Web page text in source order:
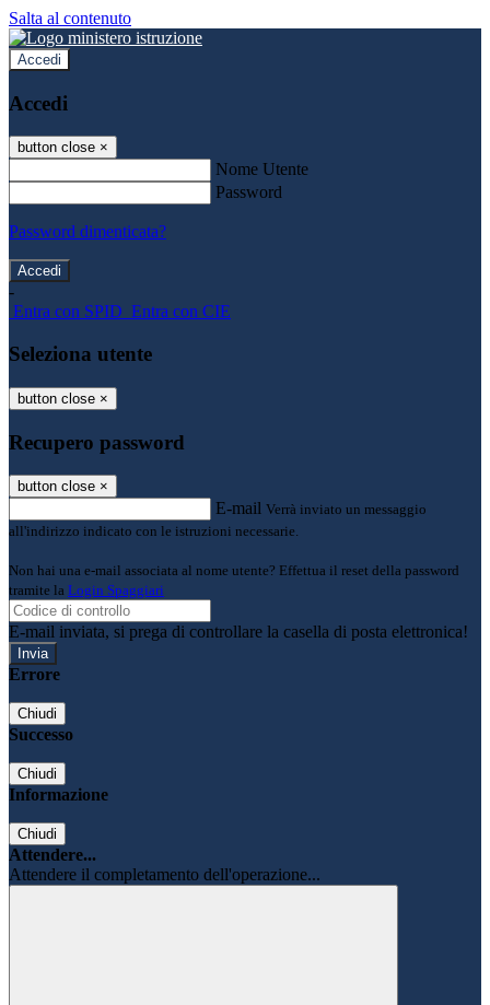
Salta al contenuto
Accedi
Accedi
button close ×
Nome Utente
Password
Password dimenticata?
-
Entra con SPID Entra con CIE
Seleziona utente
button close ×
Recupero password
button close ×
E-mail Verrà inviato un messaggio
all'indirizzo indicato con le istruzioni necessarie.
Non hai una e-mail associata al nome utente? Effettua il reset della password
tramite la Login Spaggiari
E-mail inviata, si prega di controllare la casella di posta elettronica!
Errore
Chiudi
Successo
Chiudi
Informazione
Chiudi
Attendere...
Attendere il completamento dell'operazione...